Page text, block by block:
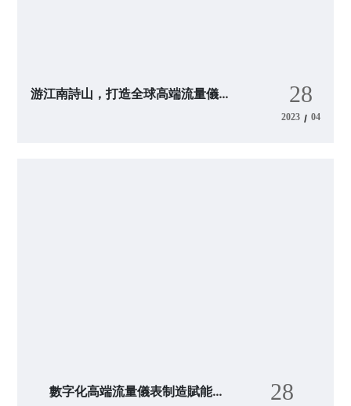
游江南詩山，打造全球高端流量儀表
28
2023 / 04
數字化高端流量儀表制造賦能鄉
28